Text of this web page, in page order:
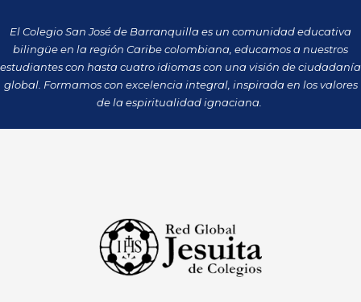
e
b
o
o
t
a
g
r
a
m
t
o
k
w
i
t
t
e
r
k
e
d
i
n
t
u
b
e
El Colegio San José de Barranquilla es un comunidad educativa
bilingüe en la región Caribe colombiana, educamos a nuestros
estudiantes con hasta cuatro idiomas con una visión de ciudadanía
global. Formamos con excelencia integral, inspirada en los valores
de la espiritualidad ignaciana.